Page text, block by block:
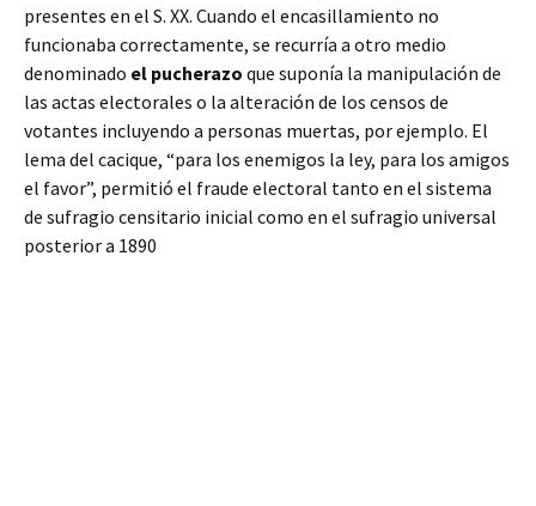
presentes en el S. XX. Cuando el encasillamiento no
funcionaba correctamente, se recurría a otro medio
denominado el pucherazo que suponía la manipulación de
las actas electorales o la alteración de los censos de
votantes incluyendo a personas muertas, por ejemplo. El
lema del cacique, “para los enemigos la ley, para los amigos
el favor”, permitió el fraude electoral tanto en el sistema
de sufragio censitario inicial como en el sufragio universal
posterior a 1890